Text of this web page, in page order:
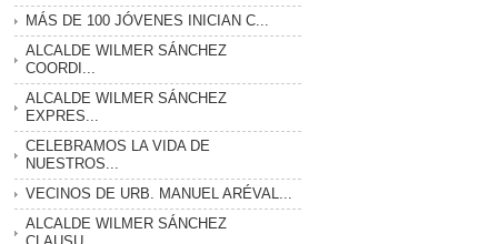
MÁS DE 100 JÓVENES INICIAN C...
ALCALDE WILMER SÁNCHEZ
COORDI...
ALCALDE WILMER SÁNCHEZ
EXPRES...
CELEBRAMOS LA VIDA DE
NUESTROS...
VECINOS DE URB. MANUEL ARÉVAL...
ALCALDE WILMER SÁNCHEZ